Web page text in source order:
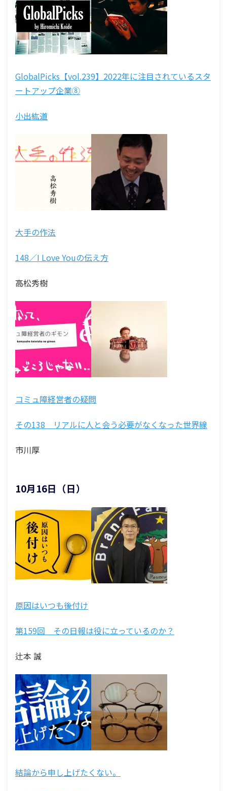
GlobalPicks【vol.239】2022年に注目されているスタ
ートアップ企業⑧
小出紘道
大手の作法
148／I Love Youの伝え方
高松秀樹
コミュ障経営者の疑問
その138 リアルに人と会う必要がなくなった世界線
市川厚
10月16日（日）
原因はいつも後付け
第159回 その日報は役に立っているのか？
辻本 誠
結論から申し上げたくない。